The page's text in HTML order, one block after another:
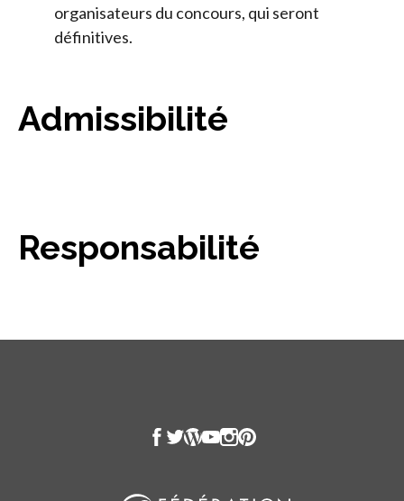
organisateurs du concours, qui seront
définitives.
Admissibilité
Responsabilité